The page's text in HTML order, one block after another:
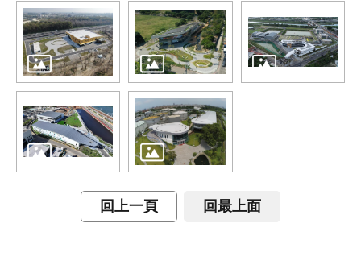
隱
私
權
保
護
政
策
回上一頁 回最上面